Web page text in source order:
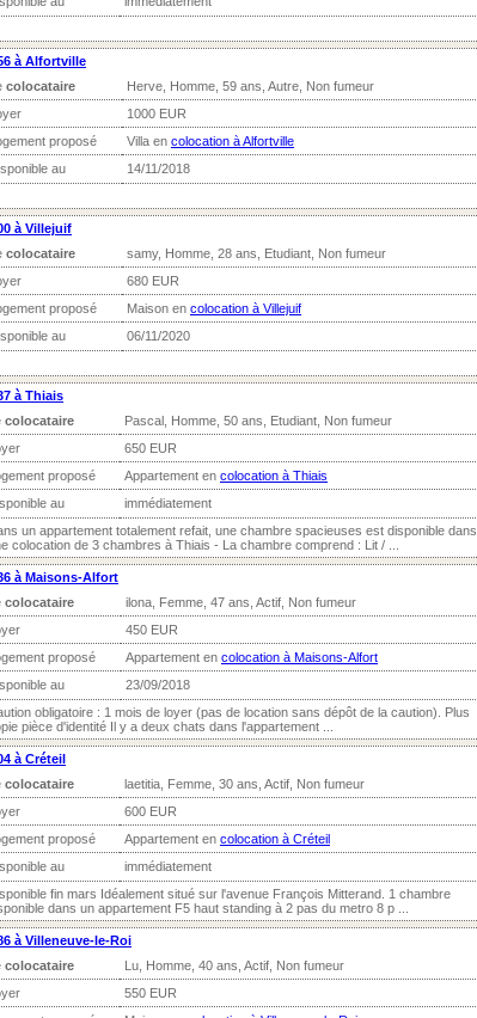
à Alfortville
colocataire
Herve, Homme, 59 ans, Autre, Non fumeur
1000 EUR
proposé
Villa en colocation à Alfortville
au
14/11/2018
à Villejuif
colocataire
samy, Homme, 28 ans, Etudiant, Non fumeur
680 EUR
proposé
Maison en colocation à Villejuif
au
06/11/2020
à Thiais
colocataire
Pascal, Homme, 50 ans, Etudiant, Non fumeur
650 EUR
proposé
Appartement en colocation à Thiais
au
immédiatement
un appartement totalement refait, une chambre spacieuses est disponible dans
colocation de 3 chambres à Thiais - La chambre comprend : Lit / ...
à Maisons-Alfort
colocataire
ilona, Femme, 47 ans, Actif, Non fumeur
450 EUR
proposé
Appartement en colocation à Maisons-Alfort
au
23/09/2018
obligatoire : 1 mois de loyer (pas de location sans dépôt de la caution). Plus
pièce d'identité Il y a deux chats dans l'appartement ...
à Créteil
colocataire
laetitia, Femme, 30 ans, Actif, Non fumeur
600 EUR
proposé
Appartement en colocation à Créteil
au
immédiatement
fin mars Idéalement situé sur l'avenue François Mitterand. 1 chambre
dans un appartement F5 haut standing à 2 pas du metro 8 p ...
à Villeneuve-le-Roi
colocataire
Lu, Homme, 40 ans, Actif, Non fumeur
550 EUR